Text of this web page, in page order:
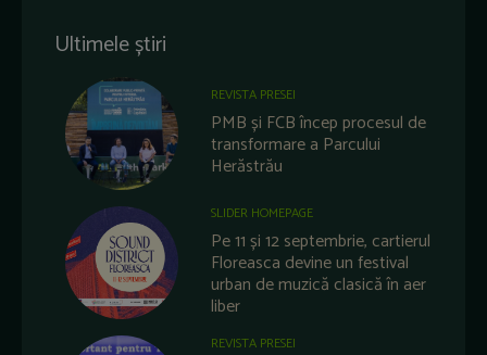
Ultimele știri
REVISTA PRESEI
PMB și FCB încep procesul de
transformare a Parcului
Herăstrău
SLIDER HOMEPAGE
Pe 11 și 12 septembrie, cartierul
Floreasca devine un festival
urban de muzică clasică în aer
liber
REVISTA PRESEI